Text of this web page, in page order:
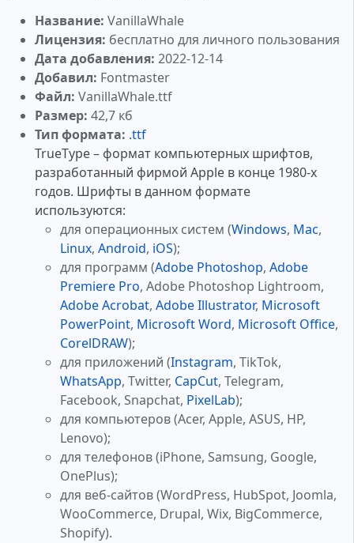
Название: VanillaWhale
Лицензия: бесплатно для личного пользования
Дата добавления: 2022-12-14
Добавил: Fontmaster
Файл: VanillaWhale.ttf
Размер: 42,7 кб
Тип формата: .ttf
TrueType – формат компьютерных шрифтов,
разработанный фирмой Apple в конце 1980-х
годов. Шрифты в данном формате
используются:
для операционных систем (Windows, Mac,
Linux, Android, iOS);
для программ (Adobe Photoshop, Adobe
Premiere Pro, Adobe Photoshop Lightroom,
Adobe Acrobat, Adobe Illustrator, Microsoft
PowerPoint, Microsoft Word, Microsoft Office,
CorelDRAW);
для приложений (Instagram, TikTok,
WhatsApp, Twitter, CapCut, Telegram,
Facebook, Snapchat, PixelLab);
для компьютеров (Acer, Apple, ASUS, HP,
Lenovo);
для телефонов (iPhone, Samsung, Google,
OnePlus);
для веб-сайтов (WordPress, HubSpot, Joomla,
WooCommerce, Drupal, Wix, BigCommerce,
Shopify).